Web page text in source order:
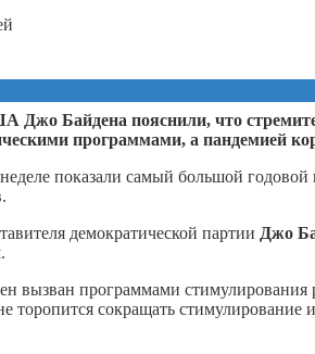
Джо Байдена пояснили, что
программами, а пандемией
показали самый большой годовой
демократической партии Джо
вызван программами стимулирования
торопится сокращать стимулирование